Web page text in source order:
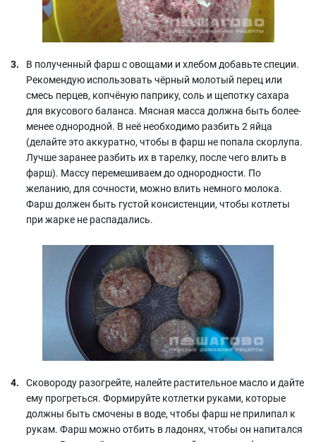
В полученный фарш с овощами и хлебом добавьте специи.
Рекомендую использовать чёрный молотый перец или
смесь перцев, копчёную паприку, соль и щепотку сахара
для вкусового баланса. Мясная масса должна быть более-
менее однородной. В неё необходимо разбить 2 яйца
(делайте это аккуратно, чтобы в фарш не попала скорлупа.
Лучше заранее разбить их в тарелку, после чего влить в
фарш). Массу перемешиваем до однородности. По
желанию, для сочности, можно влить немного молока.
Фарш должен быть густой консистенции, чтобы котлеты
при жарке не распадались.
Сковороду разогрейте, налейте растительное масло и дайте
ему прогреться. Формируйте котлетки руками, которые
должны быть смочены в воде, чтобы фарш не прилипал к
рукам. Фарш можно отбить в ладонях, чтобы он напитался